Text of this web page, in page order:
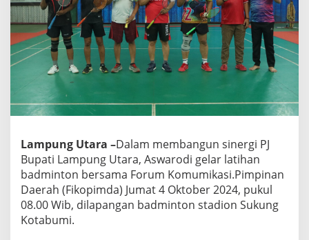
D
a
n
F
d
a
L
a
m
p
Lampung Utara –Dalam membangun sinergi PJ
Bupati Lampung Utara, Aswarodi gelar latihan
badminton bersama Forum Komumikasi.Pimpinan
Daerah (Fikopimda) Jumat 4 Oktober 2024, pukul
08.00 Wib, dilapangan badminton stadion Sukung
Kotabumi.